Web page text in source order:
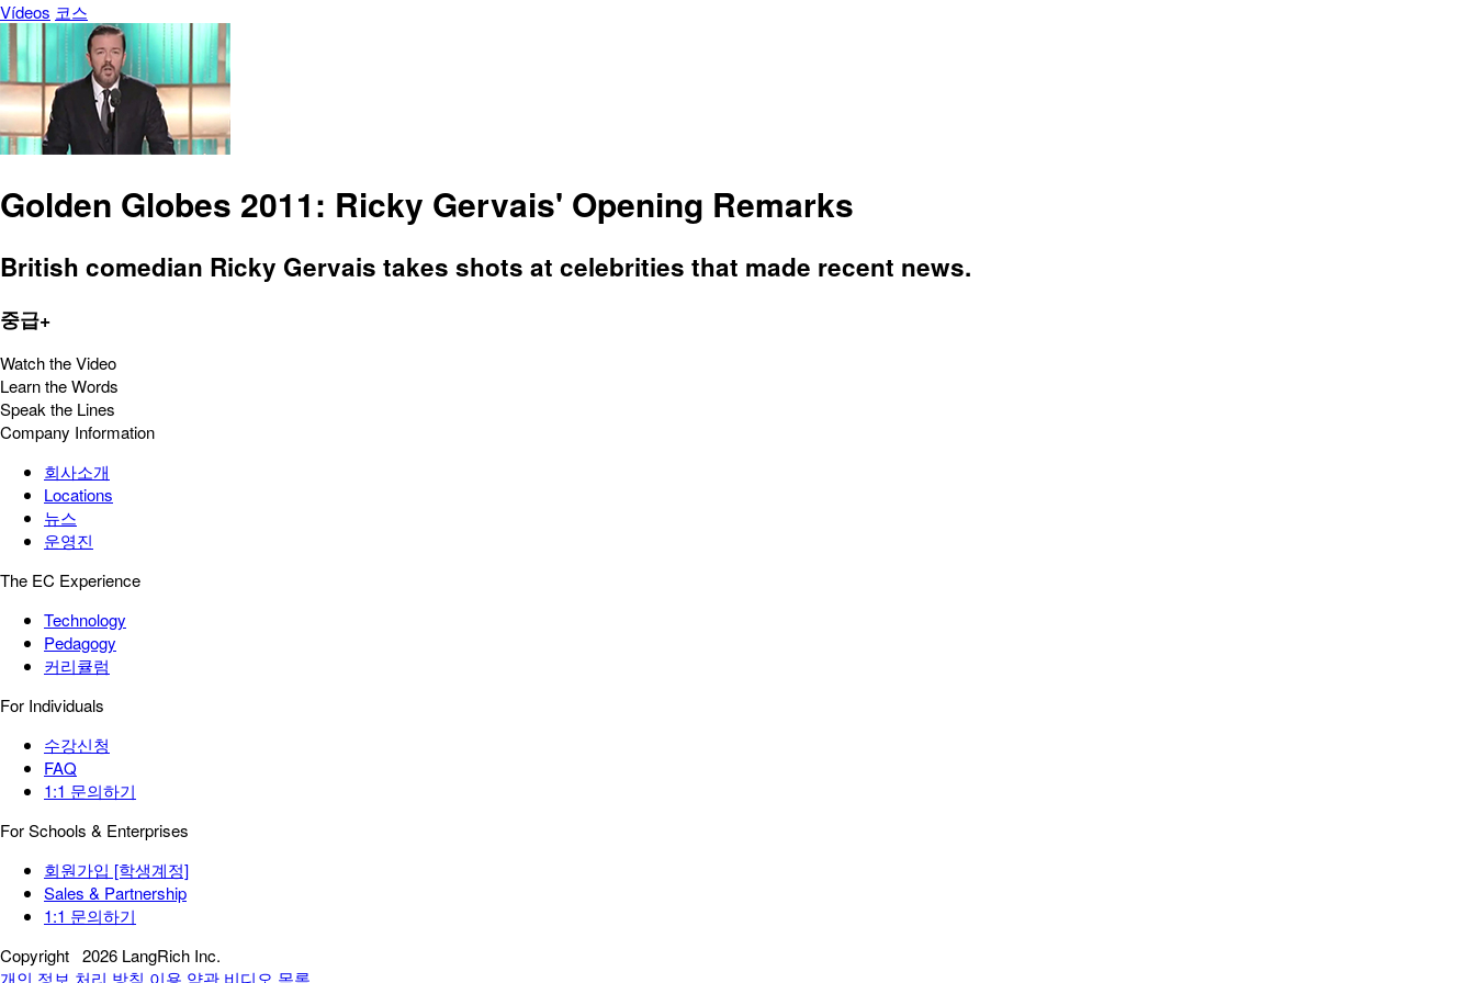
Vídeos 코스
Golden Globes 2011: Ricky Gervais' Opening Remarks
British comedian Ricky Gervais takes shots at celebrities that made recent news.
중급+
Watch the Video
Learn the Words
Speak the Lines
Company Information
회사소개
Locations
뉴스
운영진
The EC Experience
Technology
Pedagogy
커리큘럼
For Individuals
수강신청
FAQ
1:1 문의하기
For Schools & Enterprises
회원가입 [학생계정]
Sales & Partnership
1:1 문의하기
Copyright 2026 LangRich Inc.